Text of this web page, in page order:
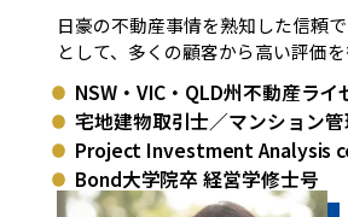
日豪の不動産事情を熟知した信頼
として、多くの顧客から高い評価を
NSW・VIC・QLD州不動産ライ
宅地建物取引士／マンション
Project Investment Analysis
Bond大学院卒 経営学修士号